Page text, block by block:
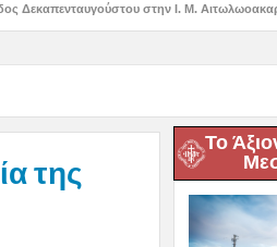
στην Ι. Μ. Αιτωλωοακαρνανίας
της
Το